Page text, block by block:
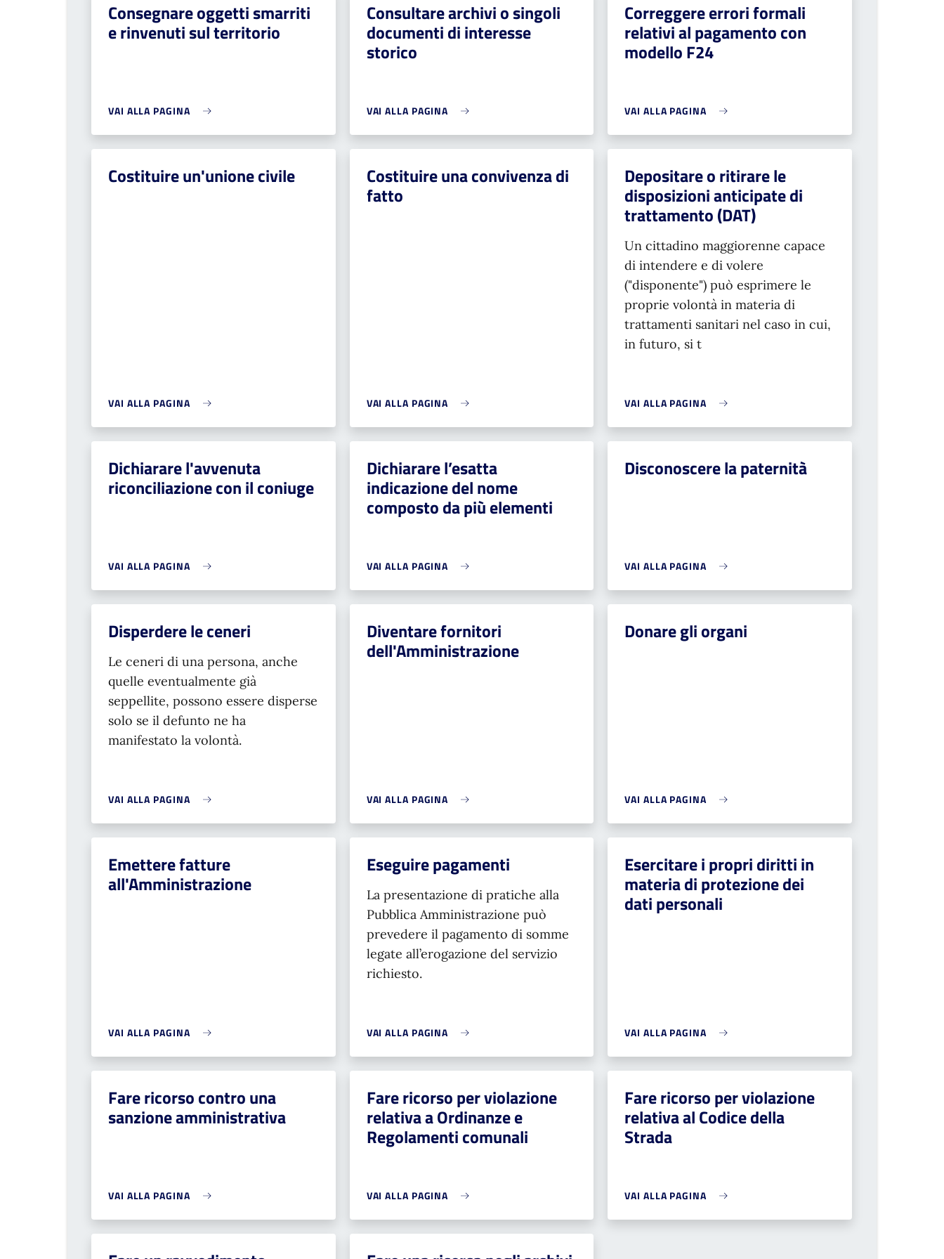
Consegnare oggetti smarriti
e rinvenuti sul territorio
VAI ALLA PAGINA
Consultare archivi o singoli
documenti di interesse
storico
VAI ALLA PAGINA
Correggere errori formali
relativi al pagamento con
modello F24
VAI ALLA PAGINA
Costituire un'unione civile
VAI ALLA PAGINA
Costituire una convivenza di
fatto
VAI ALLA PAGINA
Depositare o ritirare le
disposizioni anticipate di
trattamento (DAT)
Un cittadino maggiorenne capace
di intendere e di volere
("disponente") può esprimere le
proprie volontà in materia di
trattamenti sanitari nel caso in cui,
in futuro, si t
VAI ALLA PAGINA
Dichiarare l'avvenuta
riconciliazione con il coniuge
VAI ALLA PAGINA
Dichiarare l’esatta
indicazione del nome
composto da più elementi
VAI ALLA PAGINA
Disconoscere la paternità
VAI ALLA PAGINA
Disperdere le ceneri
Le ceneri di una persona, anche
quelle eventualmente già
seppellite, possono essere disperse
solo se il defunto ne ha
manifestato la volontà.
VAI ALLA PAGINA
Diventare fornitori
dell'Amministrazione
VAI ALLA PAGINA
Donare gli organi
VAI ALLA PAGINA
Emettere fatture
all'Amministrazione
VAI ALLA PAGINA
Eseguire pagamenti
La presentazione di pratiche alla
Pubblica Amministrazione può
prevedere il pagamento di somme
legate all’erogazione del servizio
richiesto.
VAI ALLA PAGINA
Esercitare i propri diritti in
materia di protezione dei
dati personali
VAI ALLA PAGINA
Fare ricorso contro una
sanzione amministrativa
VAI ALLA PAGINA
Fare ricorso per violazione
relativa a Ordinanze e
Regolamenti comunali
VAI ALLA PAGINA
Fare ricorso per violazione
relativa al Codice della
Strada
VAI ALLA PAGINA